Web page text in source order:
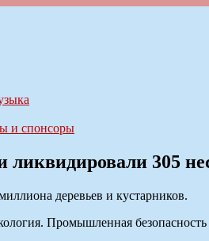
авторской песни
и спонсоры
305
деревьев и кустарников.
Промышленная